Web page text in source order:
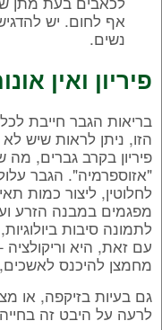
אף לחום. יש
נשים.
פיריון ואין
בריאות הגבר חייבת
הזו, ניתן לראות שיש
פיריון בקרב גברים,
"אזוספרמיה". הגבר
לחלוטין, ליצור כמות
מפגמים במבנה הזרע
לתמונה סיבות
עם זאת, היא
מחמצן להיכנס לאשכים,
גם בעיות בזיקפה, או
לרעה על היבט זה